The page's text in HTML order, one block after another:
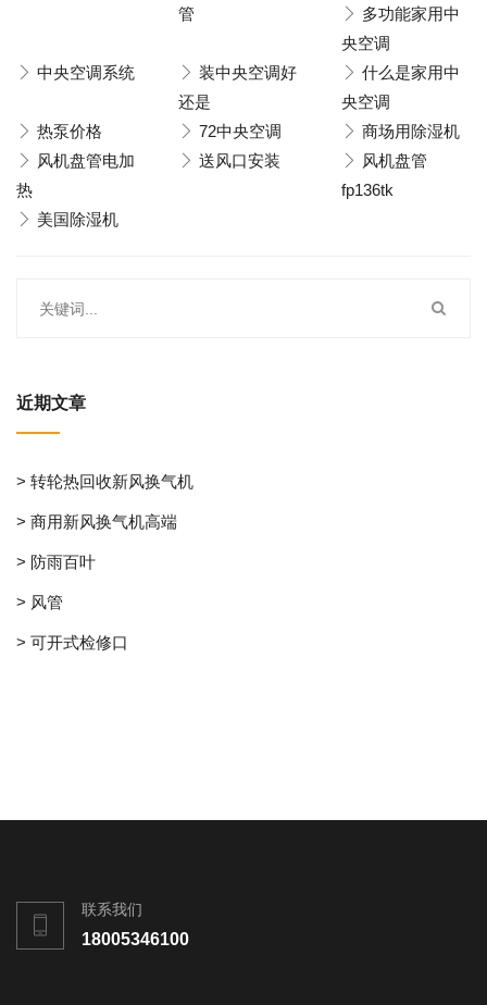
管
多功能家用中
央空调
中央空调系统
装中央空调好
还是
什么是家用中
央空调
热泵价格
72中央空调
商场用除湿机
风机盘管电加
热
送风口安装
风机盘管
fp136tk
美国除湿机
近期文章
> 转轮热回收新风换气机
> 商用新风换气机高端
> 防雨百叶
> 风管
> 可开式检修口
联系我们
18005346100